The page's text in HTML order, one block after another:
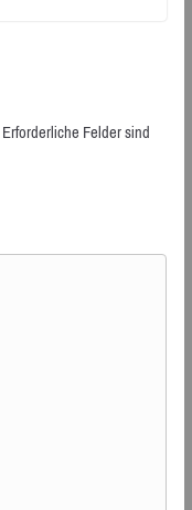
Erforderliche Felder sind